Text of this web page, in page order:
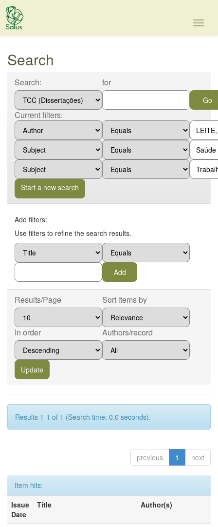
Skip
Search
Search: for
Current filters:
Start a new search
Add filters:
Use filters to refine the search results.
Results/Page Sort items by
In order Authors/record
Results 1-1 of 1 (Search time: 0.0 seconds).
previous 1 next
Item hits:
Issue
Date
Title Author(s)